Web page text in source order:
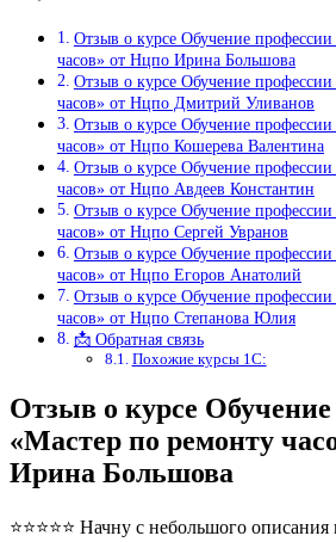
Отзыв о курсе Обучение
часов» от Нцпо Ирина Большова
Отзыв о курсе Обучение
часов» от Нцпо Дмитрий Уливанов
Отзыв о курсе Обучение
часов» от Нцпо Кошерева Валентина
Отзыв о курсе Обучение
часов» от Нцпо Авдеев Константин
Отзыв о курсе Обучение
часов» от Нцпо Сергей Увранов
Отзыв о курсе Обучение
часов» от Нцпо Егоров Анатолий
Отзыв о курсе Обучение
часов» от Нцпо Степанова Юлия
📩 Обратная связь
Похожие курсы 1С:
Отзыв о курсе
«Мастер по ремонту
Ирина Большова
⭐⭐⭐⭐⭐ Начну с небольшого